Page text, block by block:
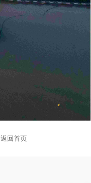
返回首页